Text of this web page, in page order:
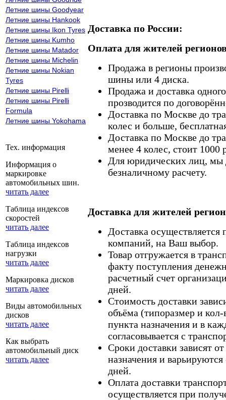
Летние шины Goodyear
Летние шины Hankook
Летние шины Ikon Tyres
Летние шины Kumho
Летние шины Matador
Летние шины Michelin
Летние шины Nokian
Tyres
Летние шины Pirelli
Летние шины Pirelli
Formula
Летние шины Yokohama
Тех. информация
Информация о
маркировке
автомобильных шин.
читать далее
Таблица индексов
скоростей
читать далее
Таблица индексов
нагрузки
читать далее
Маркировка дисков
читать далее
Виды автомобильных
дисков
читать далее
Как выбрать
автомобильный диск
читать далее
Доставка по России:
Оплата для жителей
Продажа в регионы
шины или 4 диска.
Продажа и доставка
прозводится по
Доставка по Москве до
колес и больше,
Доставка по Москве до
менее 4 колес, стоит 1000
Для юридических лиц, мы
безналичному расчету.
Доставка для жителей
Доставка
компаний, на Ваш выбор.
Товар отгружается в
факту поступления
расчетный счет
дней.
Стоимость доставки
объёма (типоразмер и кол-
пункта назначения и в
согласовывается с
Сроки доставки зависят
назначения и
дней.
Оплата доставки
осуществляется при